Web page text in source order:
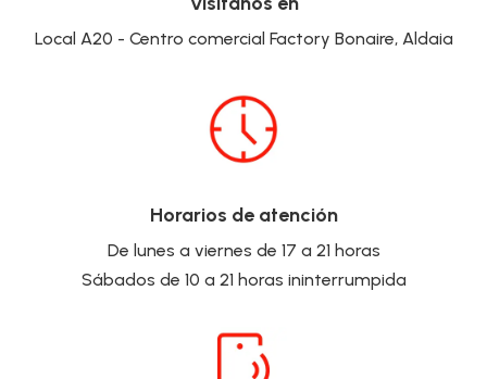
Local A20 - Centro comercial Factory Bonaire, Aldaia
Horarios de atención
De lunes a viernes de 17 a 21 horas
Sábados de 10 a 21 horas ininterrumpida